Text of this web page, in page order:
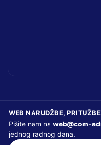
WEB NARUDŽBE,
Pišite nam na web@com-
jednog radnog dana.